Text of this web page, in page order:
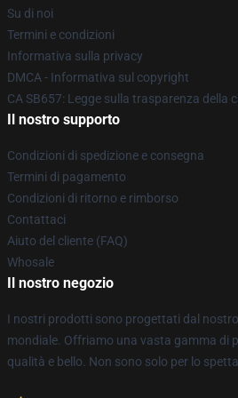
Su di noi
Termini e condizioni
Informativa sulla privacy
DMCA - Informativa sul copyright
CA SB657: Legge sulla trasparenza della
Il nostro supporto
Condizioni di spedizione e consegna
Termini di pagamento
Condizioni di ritorno e rimborso
Contattaci
Aiuto del cliente (FAQ)
Whosale
Il nostro negozio
I nostri prodotti sono progettati dal
mondiale. Offriamo una vasta gamma di
qualità e bello. Non sono solo per lo